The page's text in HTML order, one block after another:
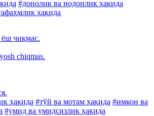
#донолик ва нодонлик ҳақида
ҳақида
чиқмас.
chiqmas.
ҳақида #тўй ва мотам ҳақида #имкон ва
#умид ва умидсизлик ҳақида